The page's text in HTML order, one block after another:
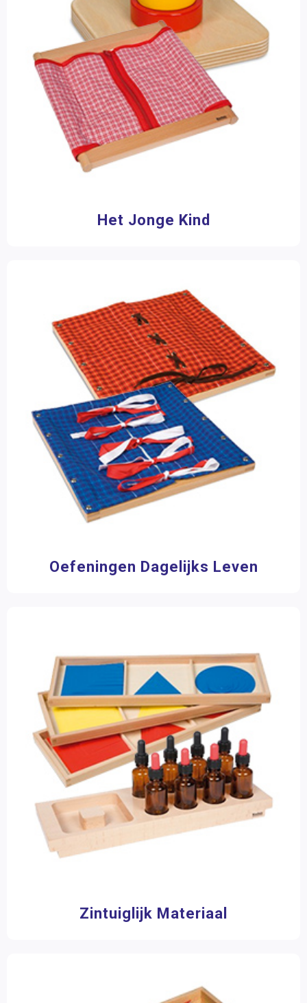
Opbergmiddelen (19)
Opdracht- en oefenkaarten
(24)
Papier en karton(7)
Posters en onderleggers(1)
Puzzels(122)
Schrijf- en tekenmaterialen(19)
Toon meer
Aantal spelers
2 - 4 spelers(2)
(1)
Aantal stukjes
1 - 16 stukjes(37)
17 - 50 stukjes(2)
Filter op prijs
Het Jonge Kind
Oefeningen Dagelijks Leven
Zintuiglijk Materiaal